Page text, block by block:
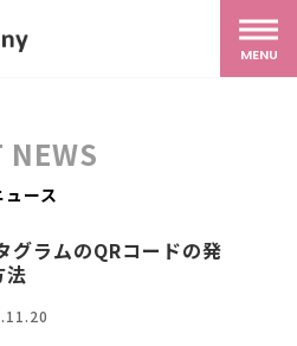
MENU
NEWS
ース
グラムのQRコードの発
法